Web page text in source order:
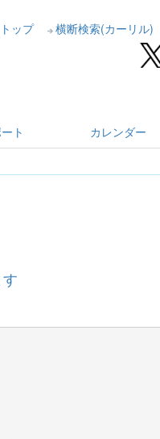
ップ 横断検索(カーリル)
ト カレンダー